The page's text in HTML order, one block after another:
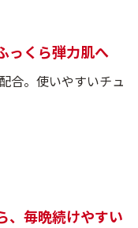
っくら弾力肌へ
合。使いやすいチュ
、毎晩続けやすい